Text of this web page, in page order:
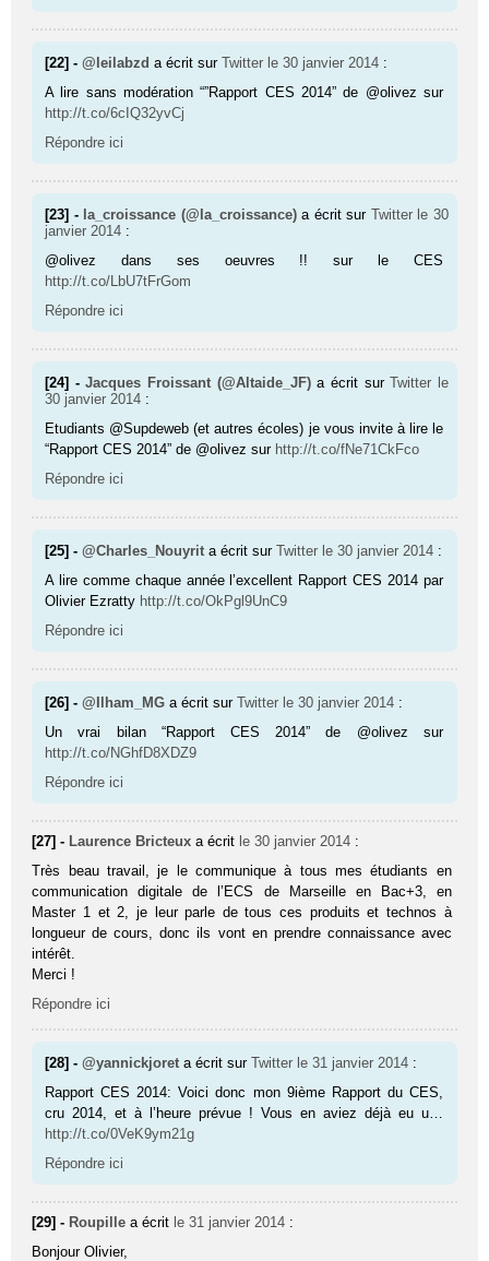
[22] -@leilabzd a écrit surTwitter le 30 janvier 2014 :
A lire sans modération “”Rapport CES 2014” de @olivez sur
http://t.co/6cIQ32yvCj
Répondre ici
[23] - la_croissance (@la_croissance) a écrit sur Twitter le 30
janvier 2014 :
@olivez dans ses oeuvres !! sur le CES
http://t.co/LbU7tFrGom
Répondre ici
[24] -Jacques Froissant (@Altaide_JF) a écrit surTwitter le
30 janvier 2014 :
Etudiants @Supdeweb (et autres écoles) je vous invite à lire le
“Rapport CES 2014” de @olivez sur http://t.co/fNe71CkFco
Répondre ici
[25] -@Charles_Nouyrit a écrit surTwitter le 30 janvier 2014 :
A lire comme chaque année l’excellent Rapport CES 2014 par
Olivier Ezratty http://t.co/OkPgl9UnC9
Répondre ici
[26] -@Ilham_MG a écrit surTwitter le 30 janvier 2014 :
Un vrai bilan “Rapport CES 2014” de @olivez sur
http://t.co/NGhfD8XDZ9
Répondre ici
[27] - Laurence Bricteux a écrit le 30 janvier 2014 :
Très beau travail, je le communique à tous mes étudiants en
communication digitale de l’ECS de Marseille en Bac+3, en
Master 1 et 2, je leur parle de tous ces produits et technos à
longueur de cours, donc ils vont en prendre connaissance avec
intérêt.
Merci !
Répondre ici
[28] -@yannickjoret a écrit surTwitter le 31 janvier 2014 :
Rapport CES 2014: Voici donc mon 9ième Rapport du CES,
cru 2014, et à l’heure prévue ! Vous en aviez déjà eu u…
http://t.co/0VeK9ym21g
Répondre ici
[29] - Roupille a écrit le 31 janvier 2014 :
Bonjour Olivier,